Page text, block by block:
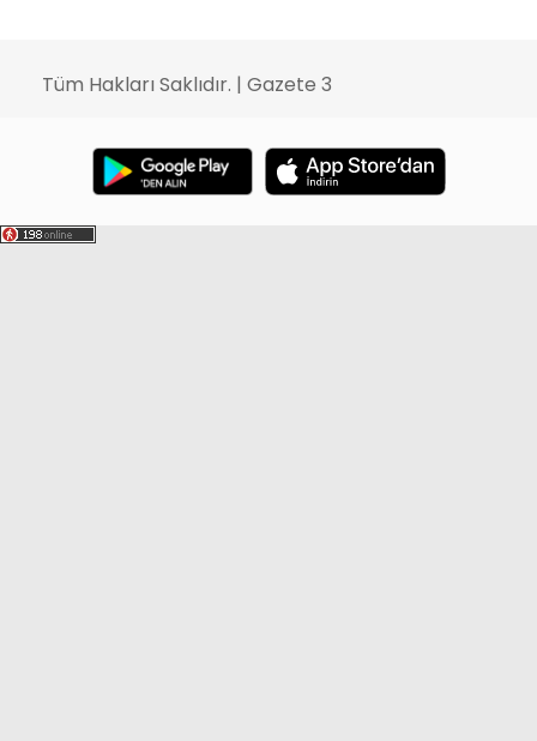
Tüm Hakları Saklıdır. | Gazete 3